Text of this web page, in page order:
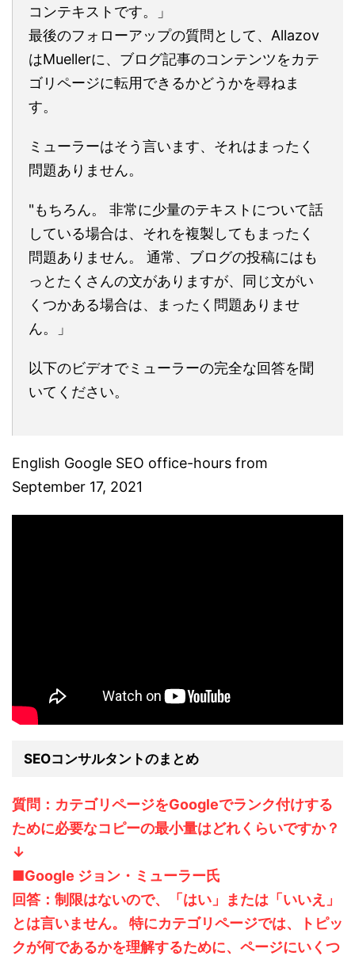
コンテキストです。」
最後のフォローアップの質問として、Allazov
はMuellerに、ブログ記事のコンテンツをカテ
ゴリページに転用できるかどうかを尋ねま
す。
ミューラーはそう言います、それはまったく
問題ありません。
"もちろん。 非常に少量のテキストについて話
している場合は、それを複製してもまったく
問題ありません。 通常、ブログの投稿にはも
っとたくさんの文がありますが、同じ文がい
くつかある場合は、まったく問題ありませ
ん。」
以下のビデオでミューラーの完全な回答を聞
いてください。
English Google SEO office-hours from
September 17, 2021
SEOコンサルタントのまとめ
質問：カテゴリページをGoogleでランク付けする
ために必要なコピーの最小量はどれくらいですか？
↓
■Google ジョン・ミューラー氏
回答：制限はないので、「はい」または「いいえ」
とは言いません。 特にカテゴリページでは、トピッ
クが何であるかを理解するために、ページにいくつ